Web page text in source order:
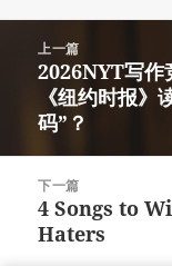
上一篇
上
篇
文
章：
2026NYT写作
《纽约时报
码”？
下一篇
下
篇
4 Songs to
Haters